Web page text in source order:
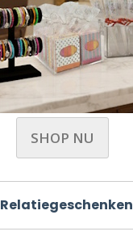
SHOP NU
Relatiegeschenken